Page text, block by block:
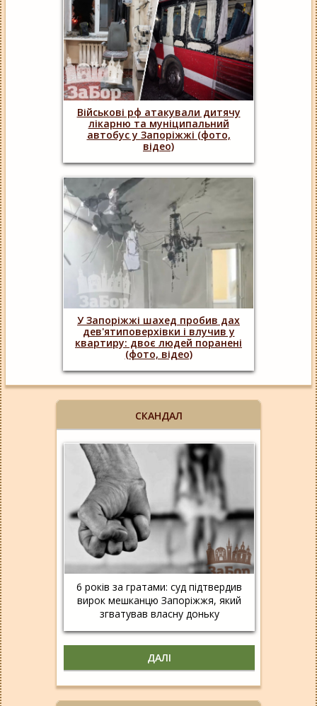
СКАНДАЛ
6 років за гратами: суд підтвердив
вирок мешканцю Запоріжжя, який
згватував власну доньку
ДАЛІ
Військові рф атакували дитячу
лікарню та муніципальний
автобус у Запоріжжі (фото,
відео)
У Запоріжжі шахед пробив дах
дев'ятиповерхівки і влучив у
квартиру: двоє людей поранені
(фото, відео)